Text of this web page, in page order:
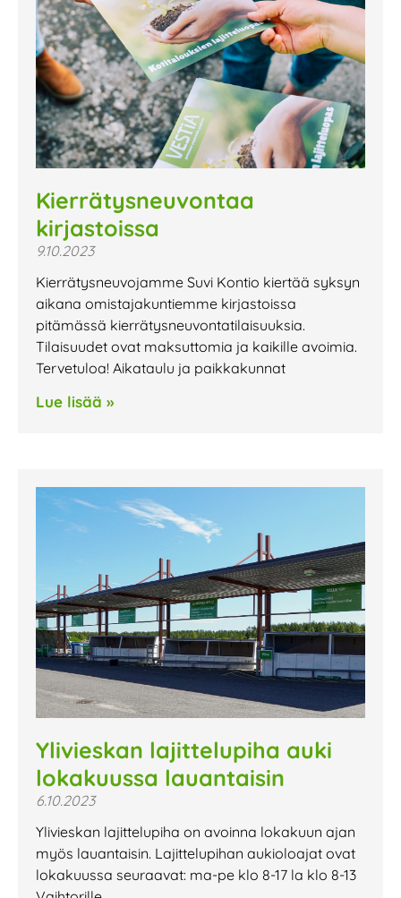
Kierrätysneuvontaa
kirjastoissa
9.10.2023
Kierrätysneuvojamme Suvi Kontio kiertää syksyn
aikana omistajakuntiemme kirjastoissa
pitämässä kierrätysneuvontatilaisuuksia.
Tilaisuudet ovat maksuttomia ja kaikille avoimia.
Tervetuloa! Aikataulu ja paikkakunnat
Lue lisää »
Ylivieskan lajittelupiha auki
lokakuussa lauantaisin
6.10.2023
Ylivieskan lajittelupiha on avoinna lokakuun ajan
myös lauantaisin. Lajittelupihan aukioloajat ovat
lokakuussa seuraavat: ma-pe klo 8-17 la klo 8-13